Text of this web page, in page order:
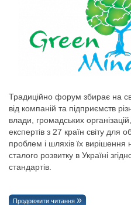
Традиційно форум збирає на
від компаній та підприємств
влади, громадських
експертів з 27 країн світу для
проблем і шляхів їх
сталого розвитку в Україні
стандартів.
Продовжити читання